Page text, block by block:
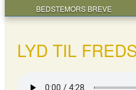
BEDSTEMORS BREVE
LYD TIL